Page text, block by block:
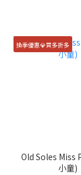
換季優惠💎買多折多
Old Soles Miss
小童)